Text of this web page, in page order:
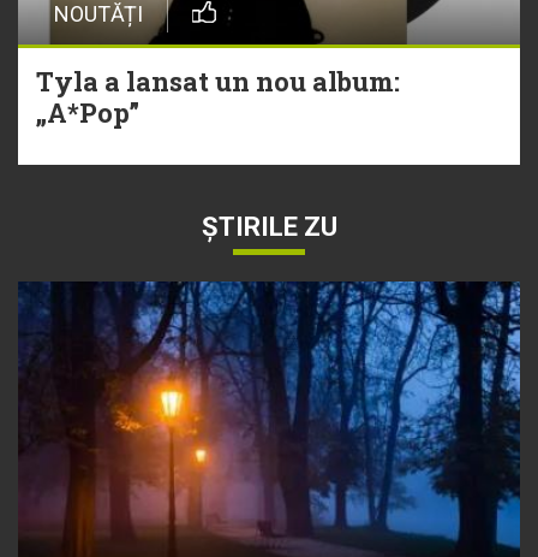
NOUTĂȚI
Tyla a lansat un nou album:
„A*Pop”
ȘTIRILE ZU